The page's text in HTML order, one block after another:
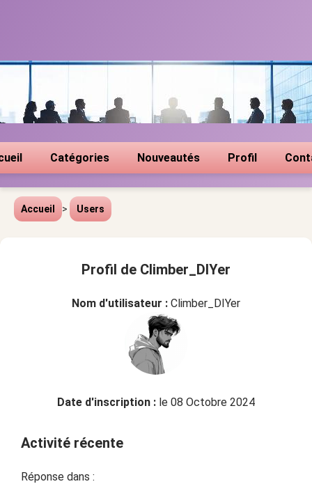
Catégories Nouveautés Profil
Accueil > Users
Profil de Climber_DIYer
Nom d'utilisateur : Climber_DIYer
Date d'inscription : le 08 Octobre 2024
Activité récente
Réponse dans :